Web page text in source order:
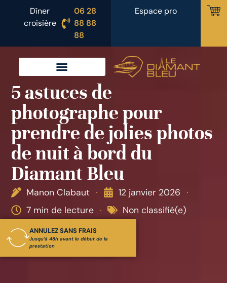
Dîner
croisière
06 28
88 88
88
Espace pro
5 astuces de
photographe pour
prendre de jolies photos
de nuit à bord du
Diamant Bleu
Manon Clabaut
12 janvier 2026
7 min de lecture
Non classifié(e)
ANNULEZ SANS FRAIS
Jusqu’à 48h avant le début de la
prestation